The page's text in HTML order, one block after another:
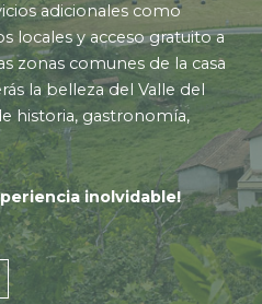
adicionales como
locales y acceso gratuito a
zonas comunes de la casa
la belleza del Valle del
historia, gastronomía,
inolvidable!